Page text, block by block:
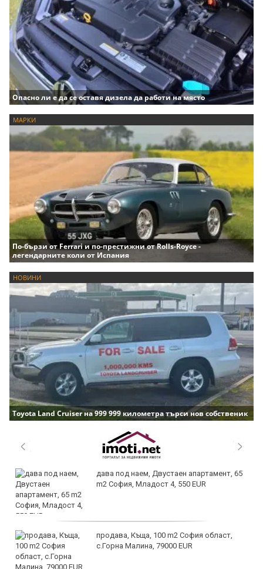
Опасно ли е да се оставя дизела да работи на място
МАРКИ
По-бързи от Ferrari и по-престижни от Rolls-Royce -
легендарните коли от Испания
НОВИНИ
Toyota Land Cruiser на 999 999 километра търси нов собственик
дава под наем, Двустаен апартамент, 65
m2 София, Младост 4, 550 EUR
продава, Къща, 100 m2 София област,
с.Горна Малина, 79000 EUR